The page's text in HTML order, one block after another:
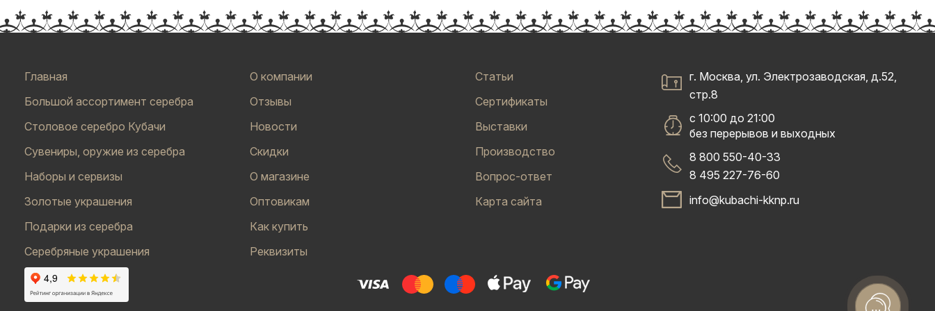
Главная
Большой ассортимент серебра
Столовое серебро Кубачи
Сувениры, оружие из серебра
Наборы и сервизы
Золотые украшения
Подарки из серебра
Серебряные украшения
О компании
Отзывы
Новости
Скидки
О магазине
Оптовикам
Как купить
Реквизиты
Статьи
Сертификаты
Выставки
Производство
Вопрос-ответ
Карта сайта
г. Москва, ул. Электрозаводская, д.52,
стр.8
с 10:00 до 21:00
без перерывов и выходных
8 800 550-40-33
8 495 227-76-60
info@kubachi-kknp.ru